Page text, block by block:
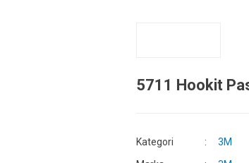
5711 Hookit
Kategori
3M